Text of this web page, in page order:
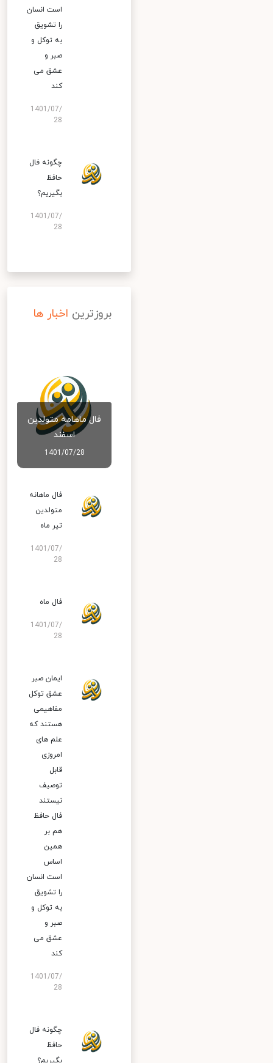
است انسان
را تشویق
به توکل و
صبر و
عشق می
کند
1401/07/
28
چگونه فال
حافظ
بگیریم؟
1401/07/
28
بروزترین اخبار ها
فال ماهامه متولدین
اسفند
1401/07/28
فال ماهانه
متولدین
تیر ماه
1401/07/
28
فال ماه
1401/07/
28
ایمان صبر
عشق توکل
مفاهیمی
هستند که
علم های
امروزی
قابل
توصیف
نیستند
فال حافظ
هم بر
همین
اساس
است انسان
را تشویق
به توکل و
صبر و
عشق می
کند
1401/07/
28
چگونه فال
حافظ
بگیریم؟